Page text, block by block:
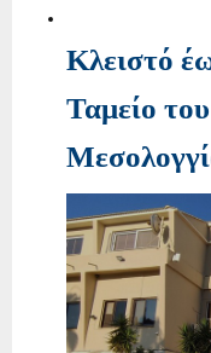
Κλειστό
Ταμείο